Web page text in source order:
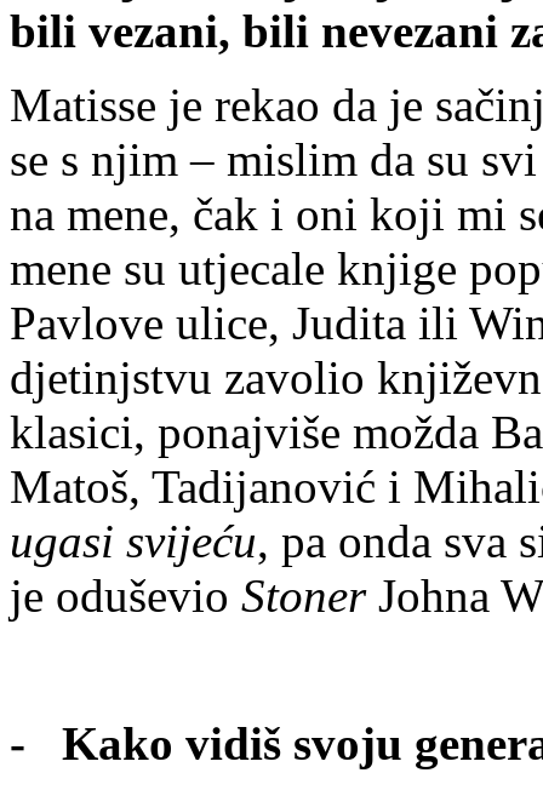
bili vezani, bili nevezani
Matisse je rekao da je
se s njim – mislim da su
na mene, čak i oni koji mi
mene su utjecale knjige
Pavlove ulice, Judita ili
djetinjstvu zavolio
klasici, ponajviše možda
Matoš, Tadijanović i
ugasi svijeću, pa onda sva
je oduševio StonerJohna
- Kako vidiš svoju